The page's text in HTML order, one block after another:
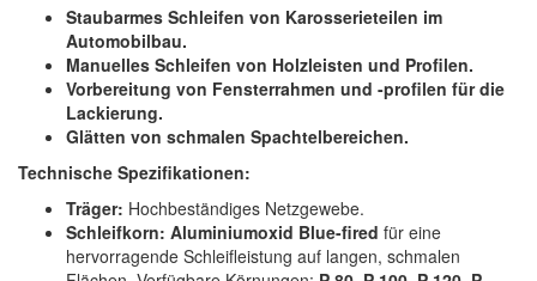
Staubarmes Schleifen von Karosserieteilen im
Automobilbau.
Manuelles Schleifen von Holzleisten und Profilen.
Vorbereitung von Fensterrahmen und -profilen für die
Lackierung.
Glätten von schmalen Spachtelbereichen.
Technische Spezifikationen:
Träger: Hochbeständiges Netzgewebe.
Schleifkorn: Aluminiumoxid Blue-fired für eine
hervorragende Schleifleistung auf langen, schmalen